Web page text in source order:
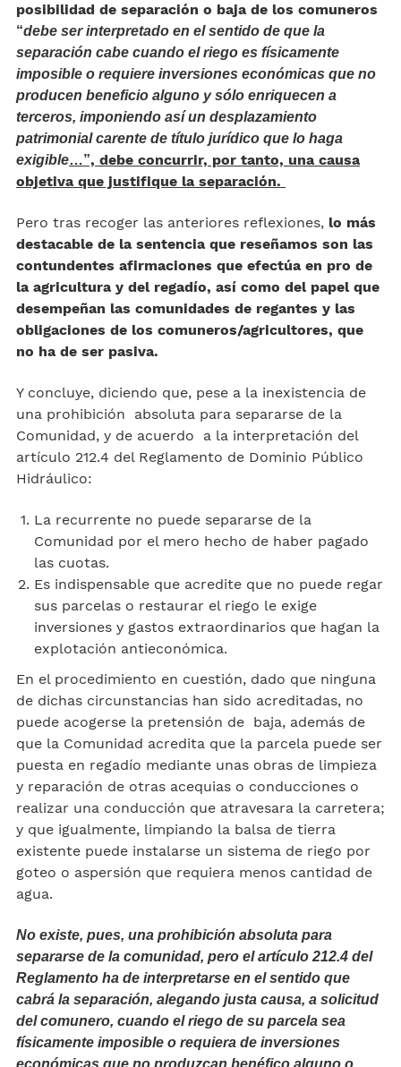
posibilidad de separación o baja de los comuneros
“debe ser interpretado en el sentido de que la
separación cabe cuando el riego es físicamente
imposible o requiere inversiones económicas que no
producen beneficio alguno y sólo enriquecen a
terceros, imponiendo así un desplazamiento
patrimonial carente de título jurídico que lo haga
exigible…”, debe concurrir, por tanto, una causa
objetiva que justifique la separación.
Pero tras recoger las anteriores reflexiones, lo más
destacable de la sentencia que reseñamos son las
contundentes afirmaciones que efectúa en pro de
la agricultura y del regadío, así como del papel que
desempeñan las comunidades de regantes y las
obligaciones de los comuneros/agricultores, que
no ha de ser pasiva.
Y concluye, diciendo que, pese a la inexistencia de
una prohibición absoluta para separarse de la
Comunidad, y de acuerdo a la interpretación del
artículo 212.4 del Reglamento de Dominio Público
Hidráulico:
La recurrente no puede separarse de la
Comunidad por el mero hecho de haber pagado
las cuotas.
Es indispensable que acredite que no puede regar
sus parcelas o restaurar el riego le exige
inversiones y gastos extraordinarios que hagan la
explotación antieconómica.
En el procedimiento en cuestión, dado que ninguna
de dichas circunstancias han sido acreditadas, no
puede acogerse la pretensión de baja, además de
que la Comunidad acredita que la parcela puede ser
puesta en regadío mediante unas obras de limpieza
y reparación de otras acequias o conducciones o
realizar una conducción que atravesara la carretera;
y que igualmente, limpiando la balsa de tierra
existente puede instalarse un sistema de riego por
goteo o aspersión que requiera menos cantidad de
agua.
No existe, pues, una prohibición absoluta para
separarse de la comunidad, pero el artículo 212.4 del
Reglamento ha de interpretarse en el sentido que
cabrá la separación, alegando justa causa, a solicitud
del comunero, cuando el riego de su parcela sea
físicamente imposible o requiera de inversiones
económicas que no produzcan benéfico alguno o